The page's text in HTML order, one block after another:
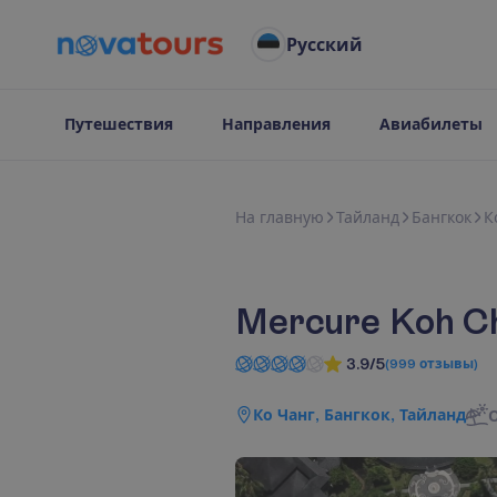
Русский
Путешествия Направления Авиабилеты
На главную Тайланд Бангкок
Mercure Koh
3.9/5(999 отзывы)
Ко Чанг, Бангкок, Тайланд